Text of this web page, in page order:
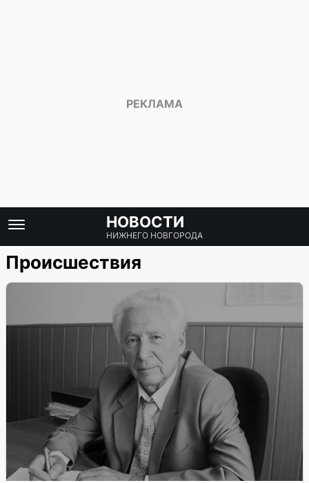
НОВОСТИ
НИЖНЕГО НОВГОРОДА
Происшествия